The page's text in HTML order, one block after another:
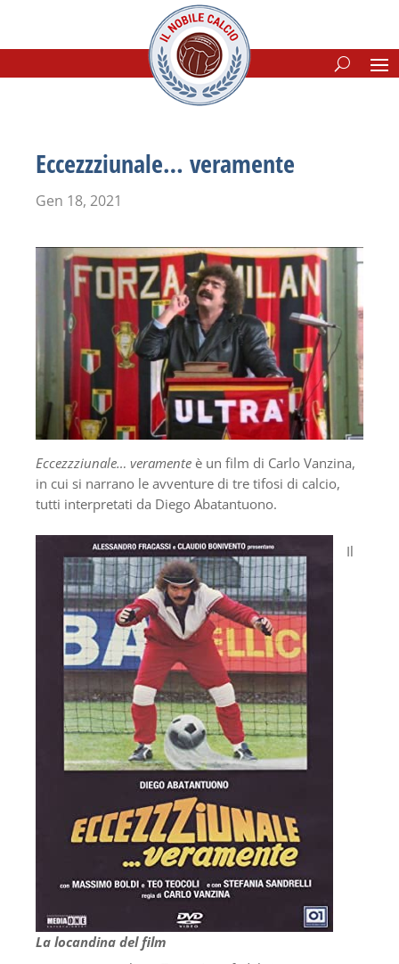
Eccezzziunale… veramente
Gen 18, 2021
Eccezzziunale… veramente è un film di Carlo Vanzina,
in cui si narrano le avventure di tre tifosi di calcio,
tutti interpretati da Diego Abatantuono.
La locandina del film
Il